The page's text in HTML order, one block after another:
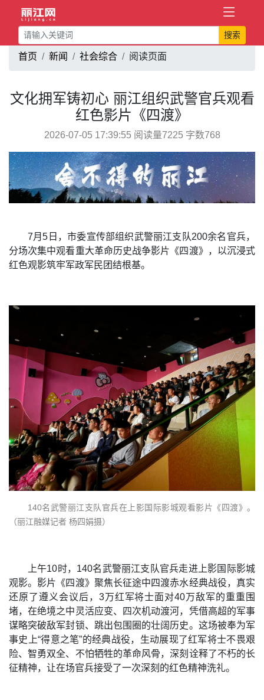
搜索
首页 新闻 社会综合 阅读页面
文化拥军铸初心 丽江组织武警官兵观看
红色影片《四渡》
2026-07-05 17:39:55 阅读量7225 字数768
7月5日，市委宣传部组织武警丽江支队200余名官兵，
分场次集中观看重大革命历史战争影片《四渡》，以沉浸式
红色观影筑牢军政军民团结根基。
140名武警丽江支队官兵在上影国际影城观看影片《四渡》。
（丽江融媒记者 杨四娟摄）
上午10时，140名武警丽江支队官兵走进上影国际影城
观影。影片《四渡》聚焦长征途中四渡赤水经典战役，真实
还原了遵义会议后，3万红军将士面对40万敌军的重重围
堵，在绝境之中灵活应变、四次机动渡河，凭借高超的军事
谋略突破敌军封锁、跳出包围圈的壮阔历史。这场被奉为军
事史上“得意之笔”的经典战役，生动展现了红军将士不畏艰
险、智勇双全、不怕牺牲的革命风骨，深刻诠释了不朽的长
征精神，让在场官兵接受了一次深刻的红色精神洗礼。